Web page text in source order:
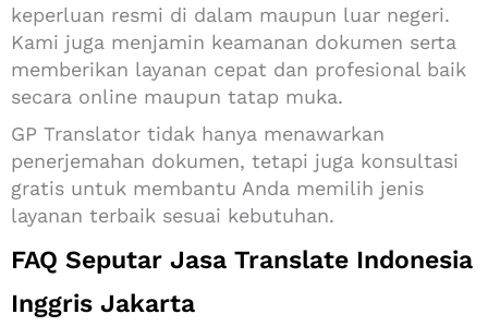
keperluan resmi di dalam maupun luar negeri.
Kami juga menjamin keamanan dokumen serta
memberikan layanan cepat dan profesional baik
secara online maupun tatap muka.
GP Translator tidak hanya menawarkan
penerjemahan dokumen, tetapi juga konsultasi
gratis untuk membantu Anda memilih jenis
layanan terbaik sesuai kebutuhan.
FAQ Seputar Jasa Translate Indonesia
Inggris Jakarta